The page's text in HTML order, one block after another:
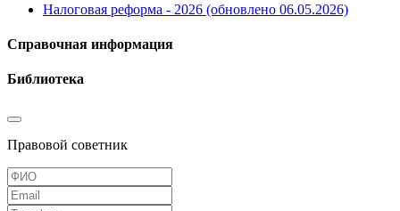
Налоговая реформа - 2026 (обновлено 06.05.2026)
Справочная информация
Библиотека
Правовой советник